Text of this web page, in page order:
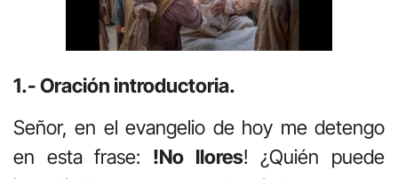
1.- Oración introductoria.
Señor, en el evangelio de hoy me detengo
en esta frase: !No llores! ¿Quién puede